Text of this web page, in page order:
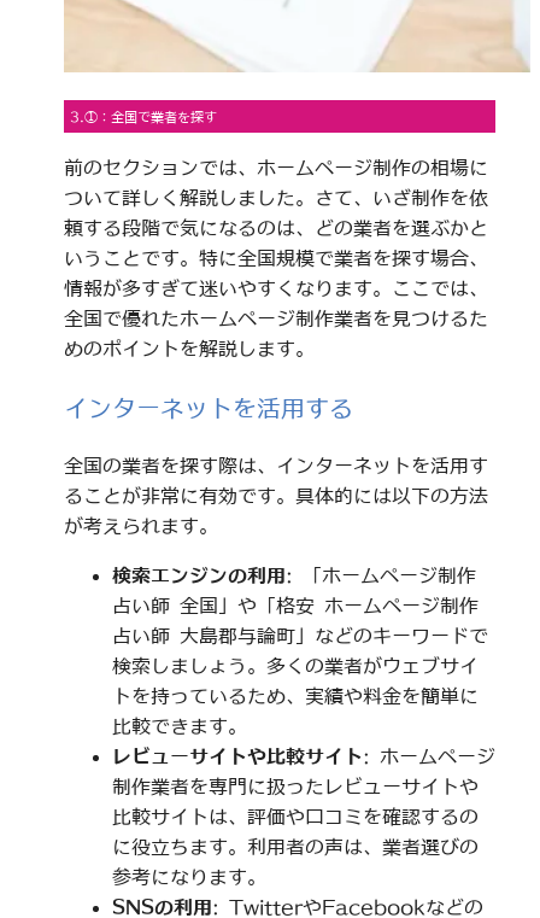
3.①：全国で業者を探す
前のセクションでは、ホームページ制作の相場に
ついて詳しく解説しました。さて、いざ制作を依
頼する段階で気になるのは、どの業者を選ぶかと
いうことです。特に全国規模で業者を探す場合、
情報が多すぎて迷いやすくなります。ここでは、
全国で優れたホームページ制作業者を見つけるた
めのポイントを解説します。
インターネットを活用する
全国の業者を探す際は、インターネットを活用す
ることが非常に有効です。具体的には以下の方法
が考えられます。
検索エンジンの利用 : 「ホームページ制作
占い師 全国」や「格安 ホームページ制作
占い師 大島郡与論町」などのキーワードで
検索しましょう。多くの業者がウェブサイ
トを持っているため、実績や料金を簡単に
比較できます。
レビューサイトや比較サイト: ホームページ
制作業者を専門に扱ったレビューサイトや
比較サイトは、評価や口コミを確認するの
に役立ちます。利用者の声は、業者選びの
参考になります。
SNSの利用 : TwitterやFacebookなどの